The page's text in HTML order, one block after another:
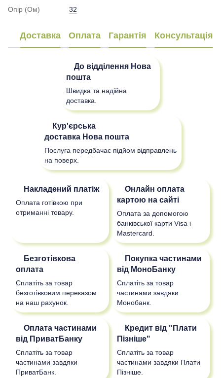
Опір (Ом) 32
Доставка Оплата Гарантія Консультація
До відділення Нова
пошта
Швидка та надійна
доставка.
Кур'єрська
доставка Нова пошта
Послуга передбачає підйом відправлень
на поверх.
Накладений платіж
Оплата готівкою при
отриманні товару.
Онлайн оплата
картою на сайті
Оплата за допомогою
банківської карти Visa і
Mastercard.
Безготівкова
оплата
Сплатіть за товар
безготівковим переказом
на наш рахунок.
Покупка частинами
від МоноБанку
Сплатіть за товар
частинами завдяки
Монобанк.
Оплата частинами
від ПриватБанку
Сплатіть за товар
частинами завдяки
ПриватБанк.
Кредит від "Плати
Пізніше"
Сплатіть за товар
частинами завдяки Плати
Пізніше.